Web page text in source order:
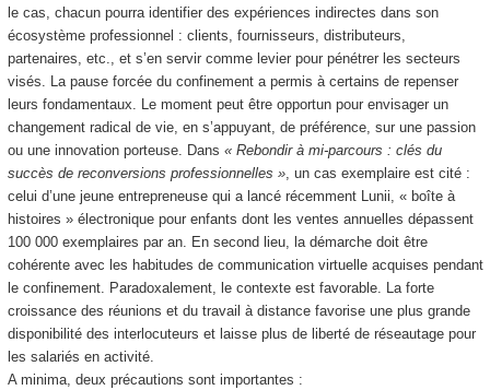
le cas, chacun pourra identifier des expériences indirectes dans son
écosystème professionnel : clients, fournisseurs, distributeurs,
partenaires, etc., et s’en servir comme levier pour pénétrer les secteurs
visés. La pause forcée du confinement a permis à certains de repenser
leurs fondamentaux. Le moment peut être opportun pour envisager un
changement radical de vie, en s’appuyant, de préférence, sur une passion
ou une innovation porteuse. Dans « Rebondir à mi-parcours : clés du
succès de reconversions professionnelles », un cas exemplaire est cité :
celui d’une jeune entrepreneuse qui a lancé récemment Lunii, « boîte à
histoires » électronique pour enfants dont les ventes annuelles dépassent
100 000 exemplaires par an. En second lieu, la démarche doit être
cohérente avec les habitudes de communication virtuelle acquises pendant
le confinement. Paradoxalement, le contexte est favorable. La forte
croissance des réunions et du travail à distance favorise une plus grande
disponibilité des interlocuteurs et laisse plus de liberté de réseautage pour
les salariés en activité.
A minima, deux précautions sont importantes :